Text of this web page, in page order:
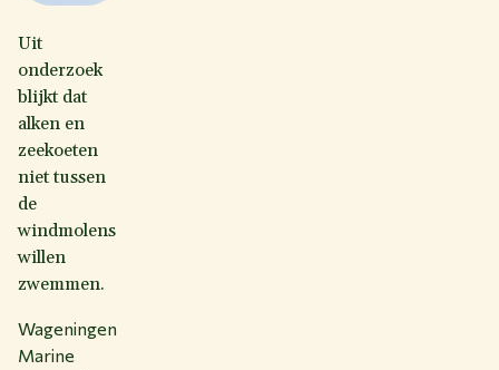
Uit
onderzoek
blijkt dat
alken en
zeekoeten
niet tussen
de
windmolens
willen
zwemmen.
Wageningen
Marine